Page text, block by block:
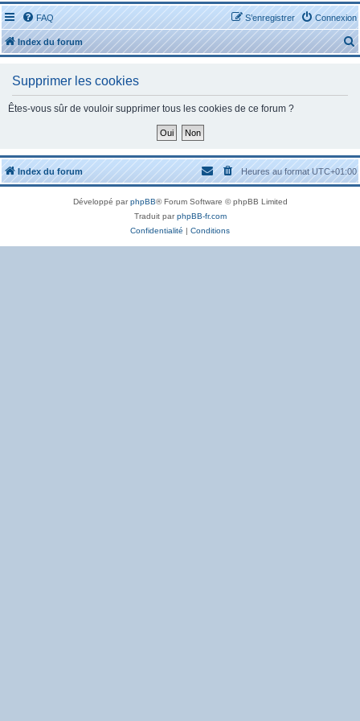
FAQ Connexion
S’enregistrer
Index du forum
e
c
h
Supprimer les cookies
Êtes-vous sûr de vouloir supprimer tous les cookies de ce forum ?
Index du forum Heures au formatUTC+01:00
Développé parphpBB® Forum Software © phpBB Limited
Traduit parphpBB-fr.com
Confidentialité | Conditions